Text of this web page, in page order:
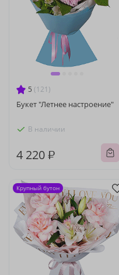
5 (121)
Букет "Летнее настроение"
В наличии
4 220 ₽
Крупный бутон